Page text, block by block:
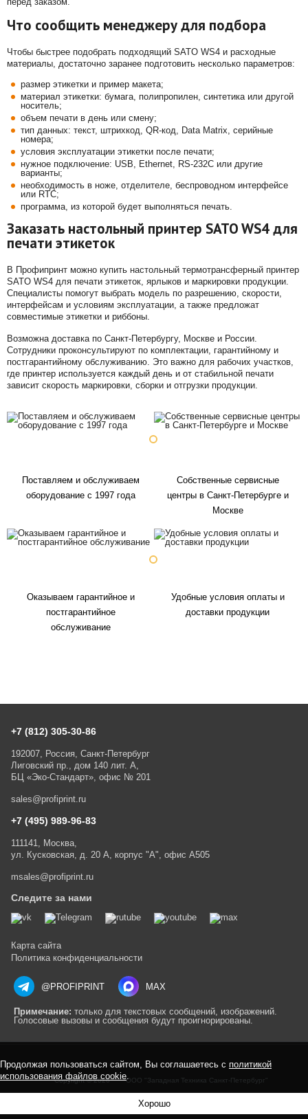
Что сообщить менеджеру для подбора
Чтобы быстрее подобрать подходящий SATO WS4 и расходные
материалы, достаточно заранее подготовить несколько параметров:
размер этикетки и пример макета;
материал этикетки: бумага, полипропилен, синтетика или другой
носитель;
объем печати в день или смену;
тип данных: текст, штрихкод, QR-код, Data Matrix, серийные
номера;
условия эксплуатации этикетки после печати;
нужное подключение: USB, Ethernet, RS-232C или другие
варианты;
необходимость в ноже, отделителе, беспроводном интерфейсе
или RTC;
программа, из которой будет выполняться печать.
Заказать настольный принтер SATO WS4 для
печати этикеток
В Профипринт можно купить настольный термотрансферный принтер
SATO WS4 для печати этикеток, ярлыков и маркировки продукции.
Специалисты помогут выбрать модель по разрешению, скорости,
интерфейсам и условиям эксплуатации, а также предложат
совместимые этикетки и риббоны.
Возможна доставка по Санкт-Петербургу, Москве и России.
Сотрудники проконсультируют по комплектации, гарантийному и
постгарантийному обслуживанию. Это важно для рабочих участков,
где принтер используется каждый день и от стабильной печати
зависит скорость маркировки, сборки и отгрузки продукции.
Поставляем и обслуживаем
оборудование с 1997 года
Собственные сервисные
центры в Санкт-Петербурге и
Москве
Оказываем гарантийное и
постгарантийное
обслуживание
Удобные условия оплаты и
доставки продукции
+7 (812) 305-30-86
192007, Россия, Санкт-Петербург
Лиговский пр., дом 140 лит. А,
БЦ «Эко-Стандарт», офис № 201
sales@profiprint.ru
+7 (495) 989-96-83
111141, Москва,
ул. Кусковская, д. 20 А, корпус "А", офис А505
msales@profiprint.ru
Следите за нами
Карта сайта
Политика конфиденциальности
@PROFIPRINT MAX
Примечание: только для текстовых сообщений, изображений.
Голосовые вызовы и сообщения будут проигнорированы.
Copyright © 2026 ООО "Западная Техника Санкт-Петербург"
Продолжая пользоваться сайтом, Вы соглашаетесь с политикой
использования файлов cookie.
Хорошо